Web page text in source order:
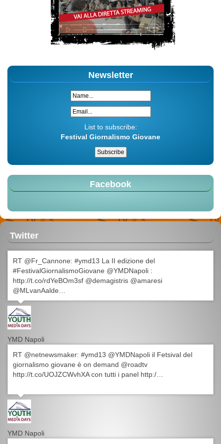
Newsletter
List to subscribe:
Festival Giornalismo Giovane
Facebook
Twitter
RT @Fr_Cannone: #ymd13 La II edizione del
#FestivalGiornalismoGiovane @YMDNapoli :
http://t.co/rdYeBOm3sf @demagistris @amaresi
@MLvanAalde…
YMD Napoli
RT @netnewsmaker: #ymd13 @YMDNapoli il Fetsival del
giornalismo giovane è on demand @roadtv
http://t.co/UOJZCWvhXA con tutti i panel http:/…
YMD Napoli